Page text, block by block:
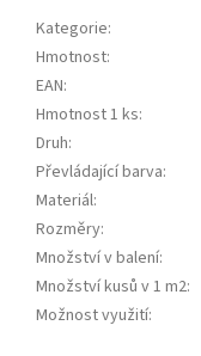
Kategorie:
Hmotnost:
EAN:
Hmotnost 1 ks:
Druh:
Převládající barva:
Materiál:
Rozměry:
Množství v balení:
Množství kusů v 1 m2:
Možnost využití: